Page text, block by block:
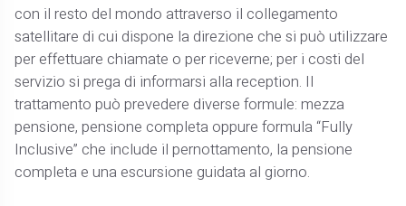
con il resto del mondo attraverso il collegamento
satellitare di cui dispone la direzione che si può utilizzare
per effettuare chiamate o per riceverne; per i costi del
servizio si prega di informarsi alla reception. Il
trattamento può prevedere diverse formule: mezza
pensione, pensione completa oppure formula “Fully
Inclusive” che include il pernottamento, la pensione
completa e una escursione guidata al giorno.